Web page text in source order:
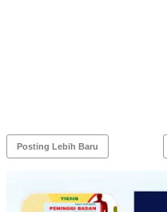
Posting Lebih Baru